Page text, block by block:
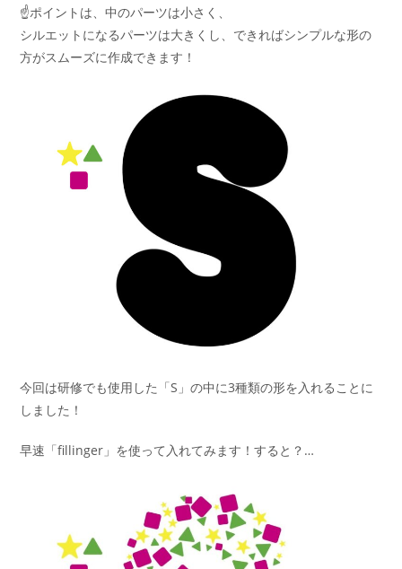
☝️ポイントは、中のパーツは小さく、
シルエットになるパーツは大きくし、できればシンプルな形の
方がスムーズに作成できます！
今回は研修でも使用した「S」の中に3種類の形を入れることに
しました！
早速「fillinger」を使って入れてみます！すると？…